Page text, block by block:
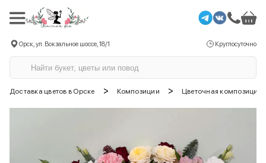
Орск, ул. Вокзальное шоссе, 18/1 Круглосуточно
Доставка цветов в Орске > Композиции > Цветочная композиция